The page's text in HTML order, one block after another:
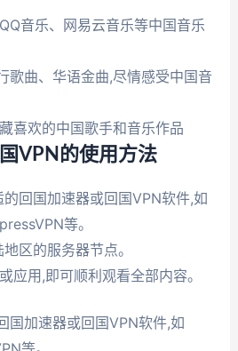
音乐、网易云音乐等中国音乐
歌曲、华语金曲,尽情感受中国音
喜欢的中国歌手和音乐作品
VPN的使用方法
回国加速器或回国VPN软件,如
等。
区的服务器节点。
应用,即可顺利观看全部内容。
国加速器或回国VPN软件,如